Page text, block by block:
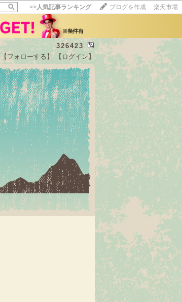
>>人気記事ランキング ブログを作成 楽天市場
326423
【フォローする】 【ログイン】
【毎日開催】
15記事にいいね！で1ポイント
10秒滞在
いいね! --/--